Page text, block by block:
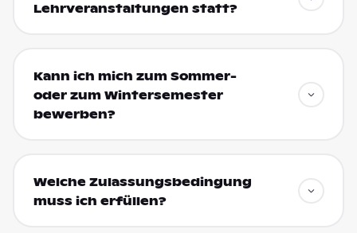
Lehrveranstaltungen statt?
Kann ich mich zum Sommer-
oder zum Wintersemester
bewerben?
Welche Zulassungsbedingung
muss ich erfüllen?